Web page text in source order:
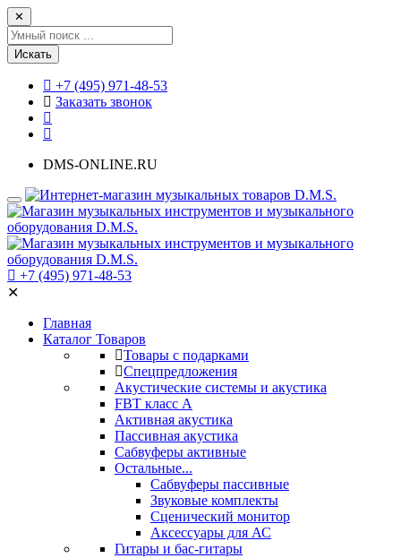
✕
Искать
+7 (495) 971-48-53
Заказать звонок
DMS-ONLINE.RU
+7 (495) 971-48-53
✕
Главная
Каталог Товаров
Товары с подарками
Спецпредложения
Акустические системы и акустика
FBT класс А
Активная акустика
Пассивная акустика
Сабвуферы активные
Остальные...
Сабвуферы пассивные
Звуковые комплекты
Сценический монитор
Аксессуары для АС
Гитары и бас-гитары